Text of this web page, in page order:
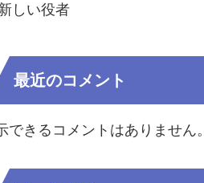
しい役者
最近のコメント
できるコメントはありません。